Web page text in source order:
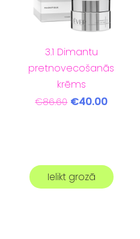
3.1 Dimantu
pretnovecošanās
krēms
€86.60 €40.00
Ielikt grozā